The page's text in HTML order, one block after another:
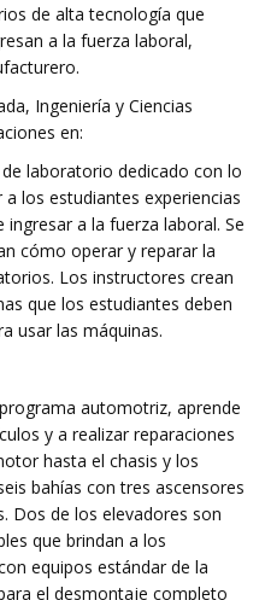
de alta tecnología que
a la fuerza laboral,
Ingeniería y Ciencias
en:
laboratorio dedicado con lo
los estudiantes experiencias
a la fuerza laboral. Se
cómo operar y reparar la
Los instructores crean
que los estudiantes deben
usar las máquinas.
automotriz, aprende
y a realizar reparaciones
hasta el chasis y los
bahías con tres ascensores
Dos de los elevadores son
que brindan a los
equipos estándar de la
el desmontaje completo